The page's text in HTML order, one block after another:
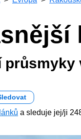
průsmyky
a sleduje jej/ji